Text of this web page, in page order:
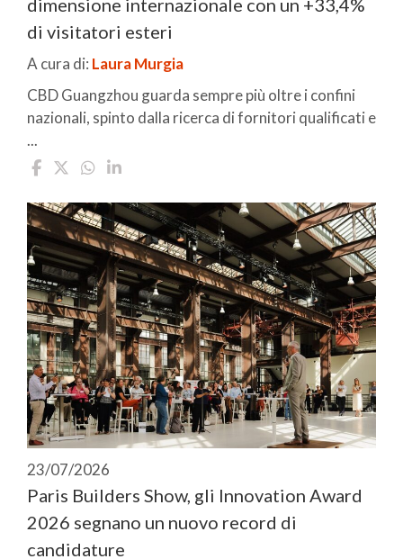
di visitatori esteri
A cura di: Laura Murgia
CBD Guangzhou guarda sempre più oltre i confini
nazionali, spinto dalla ricerca di fornitori qualificati e
...
23/07/2026
Paris Builders Show, gli Innovation Award
2026 segnano un nuovo record di
candidature